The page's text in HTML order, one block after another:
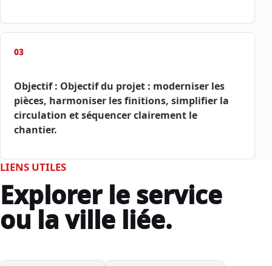
03
Objectif : Objectif du projet : moderniser les
pièces, harmoniser les finitions, simplifier la
circulation et séquencer clairement le
chantier.
LIENS UTILES
Explorer le service
ou la ville liée.